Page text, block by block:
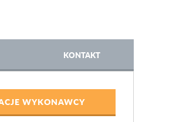
KONTAKT
WYKONAWCY